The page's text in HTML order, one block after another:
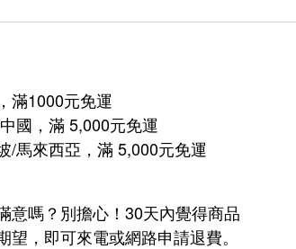
滿1000元免運
國，滿 5,000元免運
/馬來西亞，滿 5,000元免運
意嗎？別擔心！30天內覺得商品
望，即可來電或網路申請退費。